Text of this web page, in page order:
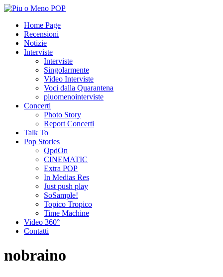
Home Page
Recensioni
Notizie
Interviste
Interviste
Singolarmente
Video Interviste
Voci dalla Quarantena
piuomenointerviste
Concerti
Photo Story
Report Concerti
Talk To
Pop Stories
QpdOn
CINEMATIC
Extra POP
In Medias Res
Just push play
SoSample!
Topico Tropico
Time Machine
Video 360°
Contatti
nobraino